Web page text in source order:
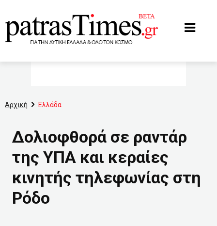
Αρχική Ελλάδα
Δολιοφθορά σε ραντάρ
της ΥΠΑ και κεραίες
κινητής τηλεφωνίας στη
Ρόδο